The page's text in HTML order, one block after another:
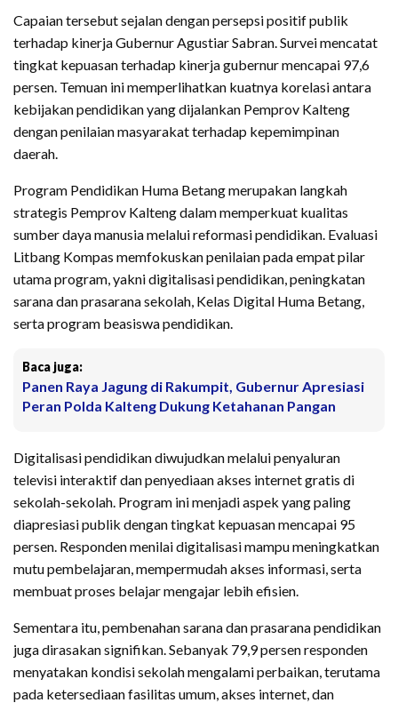
Capaian tersebut sejalan dengan persepsi positif publik
terhadap kinerja Gubernur Agustiar Sabran. Survei mencatat
tingkat kepuasan terhadap kinerja gubernur mencapai 97,6
persen. Temuan ini memperlihatkan kuatnya korelasi antara
kebijakan pendidikan yang dijalankan Pemprov Kalteng
dengan penilaian masyarakat terhadap kepemimpinan
daerah.
Program Pendidikan Huma Betang merupakan langkah
strategis Pemprov Kalteng dalam memperkuat kualitas
sumber daya manusia melalui reformasi pendidikan. Evaluasi
Litbang Kompas memfokuskan penilaian pada empat pilar
utama program, yakni digitalisasi pendidikan, peningkatan
sarana dan prasarana sekolah, Kelas Digital Huma Betang,
serta program beasiswa pendidikan.
Baca juga:
Panen Raya Jagung di Rakumpit, Gubernur Apresiasi
Peran Polda Kalteng Dukung Ketahanan Pangan
Digitalisasi pendidikan diwujudkan melalui penyaluran
televisi interaktif dan penyediaan akses internet gratis di
sekolah-sekolah. Program ini menjadi aspek yang paling
diapresiasi publik dengan tingkat kepuasan mencapai 95
persen. Responden menilai digitalisasi mampu meningkatkan
mutu pembelajaran, mempermudah akses informasi, serta
membuat proses belajar mengajar lebih efisien.
Sementara itu, pembenahan sarana dan prasarana pendidikan
juga dirasakan signifikan. Sebanyak 79,9 persen responden
menyatakan kondisi sekolah mengalami perbaikan, terutama
pada ketersediaan fasilitas umum, akses internet, dan